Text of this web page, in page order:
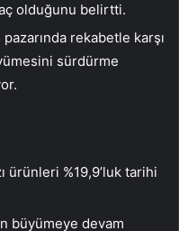
olduğunu belirtti.
rekabetle karşı
sürdürme
ürünleri %19,9’luk tarihi
büyümeye devam